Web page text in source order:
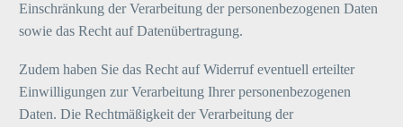
Einschränkung der Verarbeitung der personenbezogenen Daten
sowie das Recht auf Datenübertragung.
Zudem haben Sie das Recht auf Widerruf eventuell erteilter
Einwilligungen zur Verarbeitung Ihrer personenbezogenen
Daten. Die Rechtmäßigkeit der Verarbeitung der